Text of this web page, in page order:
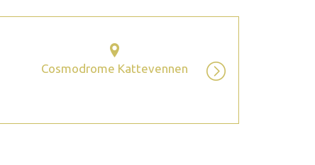
Cosmodrome Kattevennen